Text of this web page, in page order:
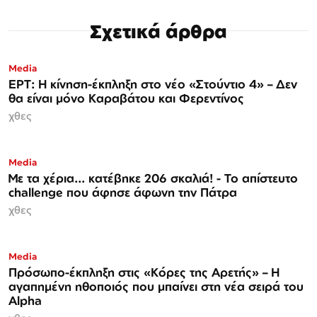
Σχετικά άρθρα
Media
ΕΡΤ: Η κίνηση-έκπληξη στο νέο «Στούντιο 4» – Δεν
θα είναι μόνο Καραβάτου και Φερεντίνος
χθες
Media
Με τα χέρια... κατέβηκε 206 σκαλιά! - Το απίστευτο
challenge που άφησε άφωνη την Πάτρα
χθες
Media
Πρόσωπο-έκπληξη στις «Κόρες της Αρετής» – Η
αγαπημένη ηθοποιός που μπαίνει στη νέα σειρά του
Alpha